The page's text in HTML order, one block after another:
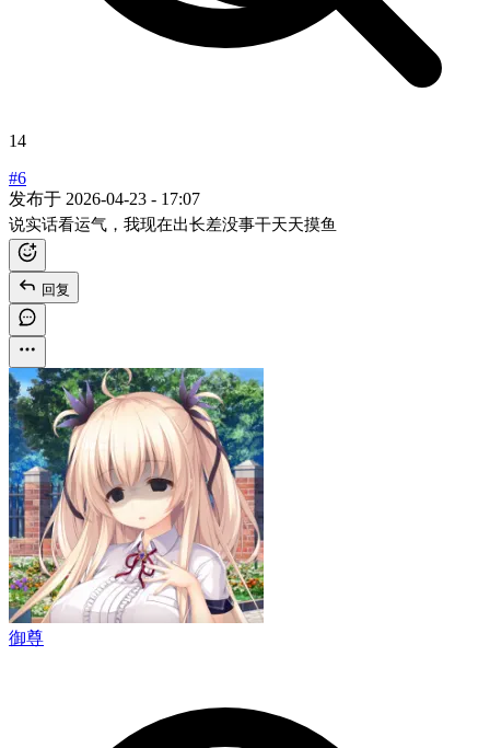
14
#6
发布于 2026-04-23 - 17:07
说实话看运气，我现在出长差没事干天天摸鱼
回复
御尊